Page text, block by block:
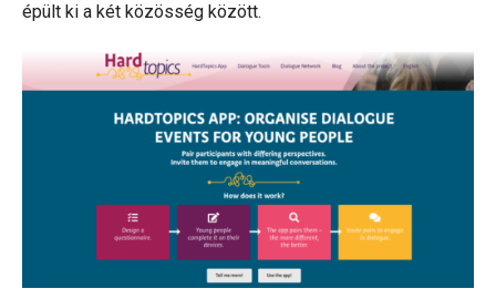
épült ki a két közösség között.